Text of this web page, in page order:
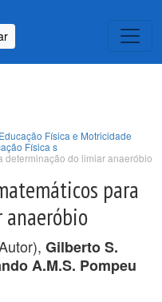
Física e Motricidade
Física s
determinação do limiar anaeróbio
para
Gilberto S.
A.M.S. Pompeu